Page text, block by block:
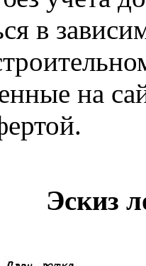
в
на
Эскиз